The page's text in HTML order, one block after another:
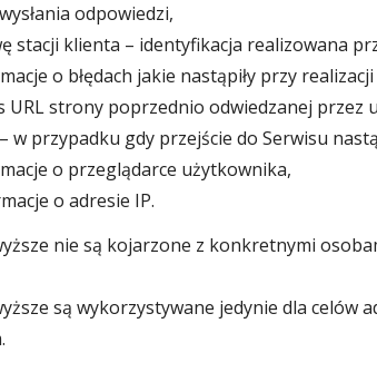
odpowiedzi,
stacji klienta – identyfikacja realizowana
o błędach jakie nastąpiły przy
URL strony poprzednio odwiedzanej przez
w przypadku gdy przejście do Serwisu
o przeglądarce użytkownika,
o adresie IP.
nie są kojarzone z konkretnymi
są wykorzystywane jedynie dla celów